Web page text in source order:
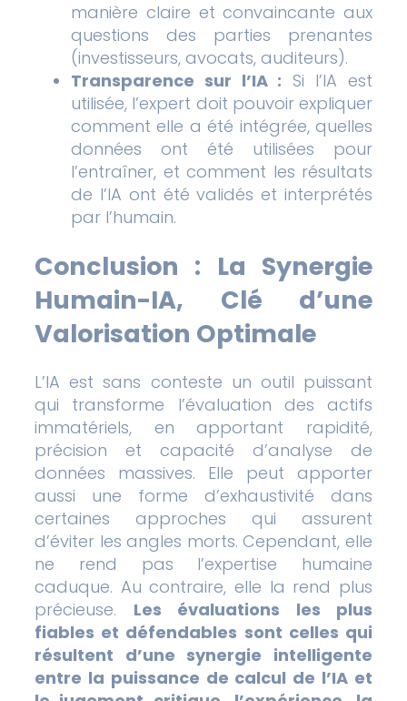
manière claire et convaincante aux
questions des parties prenantes
(investisseurs, avocats, auditeurs).
Transparence sur l’IA : Si l’IA est
utilisée, l’expert doit pouvoir expliquer
comment elle a été intégrée, quelles
données ont été utilisées pour
l’entraîner, et comment les résultats
de l’IA ont été validés et interprétés
par l’humain.
Conclusion : La Synergie
Humain-IA, Clé d’une
Valorisation Optimale
L’IA est sans conteste un outil puissant
qui transforme l’évaluation des actifs
immatériels, en apportant rapidité,
précision et capacité d’analyse de
données massives. Elle peut apporter
aussi une forme d’exhaustivité dans
certaines approches qui assurent
d’éviter les angles morts. Cependant, elle
ne rend pas l’expertise humaine
caduque. Au contraire, elle la rend plus
précieuse. Les évaluations les plus
fiables et défendables sont celles qui
résultent d’une synergie intelligente
entre la puissance de calcul de l’IA et